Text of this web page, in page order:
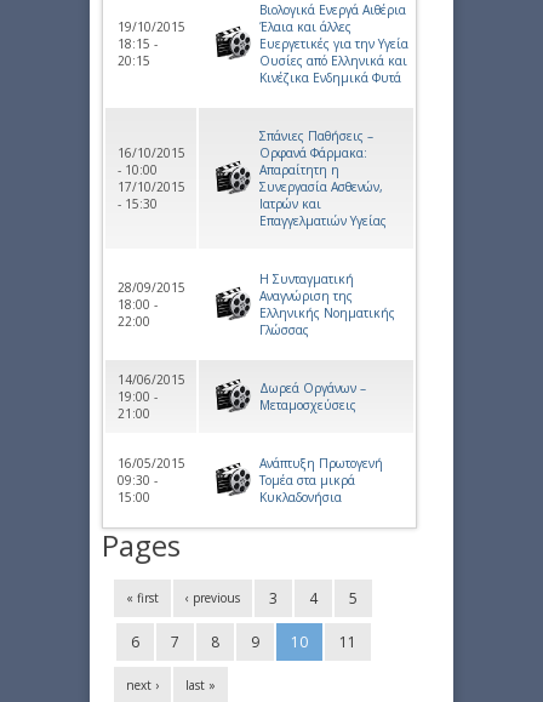
19/10/2015
18:15 -
20:15
Βιολογικά Ενεργά Αιθέρια
Έλαια και άλλες
Ευεργετικές για την Υγεία
Ουσίες από Ελληνικά και
Κινέζικα Ενδημικά Φυτά
16/10/2015
- 10:00
17/10/2015
- 15:30
Σπάνιες Παθήσεις –
Ορφανά Φάρμακα:
Απαραίτητη η
Συνεργασία Ασθενών,
Ιατρών και
Επαγγελματιών Υγείας
28/09/2015
18:00 -
22:00
Η Συνταγματική
Αναγνώριση της
Ελληνικής Νοηματικής
Γλώσσας
14/06/2015
19:00 -
21:00
Δωρεά Οργάνων –
Μεταμοσχεύσεις
16/05/2015
09:30 -
15:00
Ανάπτυξη Πρωτογενή
Τομέα στα μικρά
Κυκλαδονήσια
Pages
« first ‹ previous 3 4 5
6 7 8 9 10 11
next › last »